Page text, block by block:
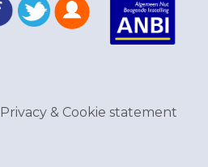
Privacy & Cookie statement